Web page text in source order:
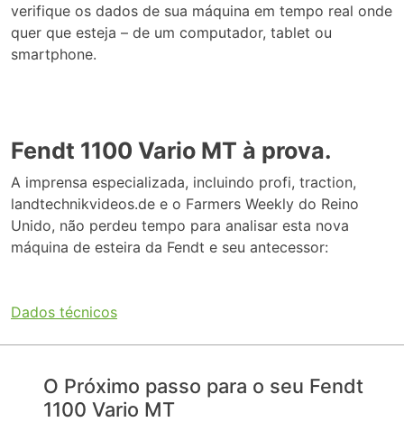
verifique os dados de sua máquina em tempo real onde
quer que esteja – de um computador, tablet ou
smartphone.
Fendt 1100 Vario MT à prova.
A imprensa especializada, incluindo profi, traction,
landtechnikvideos.de e o Farmers Weekly do Reino
Unido, não perdeu tempo para analisar esta nova
máquina de esteira da Fendt e seu antecessor:
Dados técnicos
O Próximo passo para o seu Fendt
1100 Vario MT